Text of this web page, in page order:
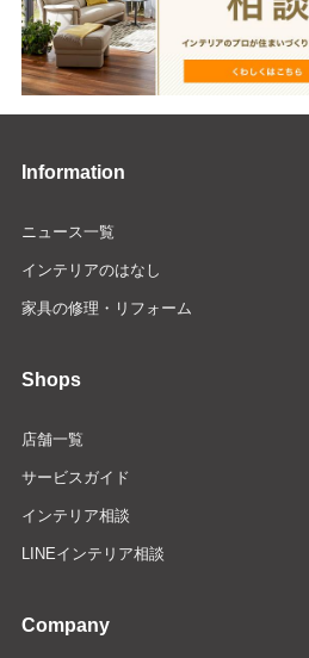
Information
ニュース一覧
インテリアのはなし
家具の修理・リフォーム
Shops
店舗一覧
サービスガイド
インテリア相談
LINEインテリア相談
Company